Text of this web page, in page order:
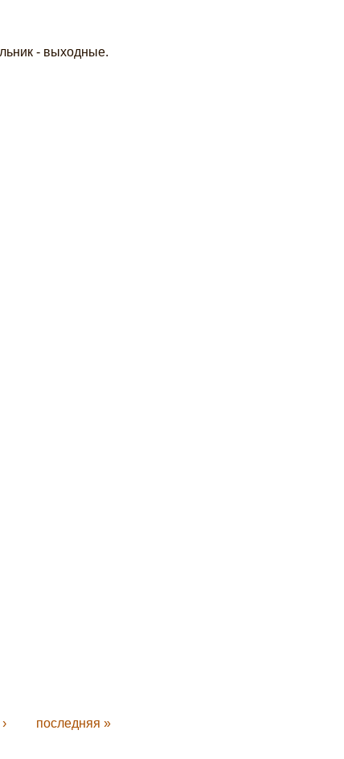
- выходные.
последняя »